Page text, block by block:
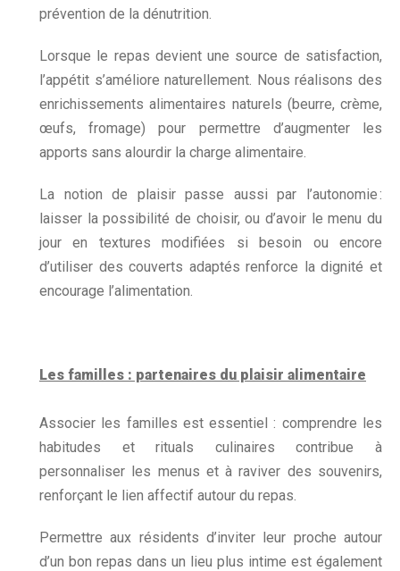
prévention de la dénutrition.
Lorsque le repas devient une source de satisfaction,
l’appétit s’améliore naturellement. Nous réalisons des
enrichissements alimentaires naturels (beurre, crème,
œufs, fromage) pour permettre d’augmenter les
apports sans alourdir la charge alimentaire.
La notion de plaisir passe aussi par l’autonomie :
laisser la possibilité de choisir, ou d’avoir le menu du
jour en textures modifiées si besoin ou encore
d’utiliser des couverts adaptés renforce la dignité et
encourage l’alimentation.
Les familles : partenaires du plaisir alimentaire
Associer les familles est essentiel : comprendre les
habitudes et rituals culinaires contribue à
personnaliser les menus et à raviver des souvenirs,
renforçant le lien affectif autour du repas.
Permettre aux résidents d’inviter leur proche autour
d’un bon repas dans un lieu plus intime est également